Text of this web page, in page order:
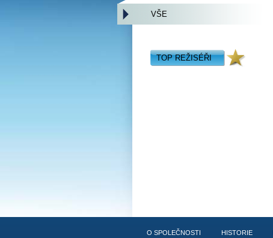
VŠE
TOP REŽISÉŘI
O SPOLEČNOSTI HISTORIE